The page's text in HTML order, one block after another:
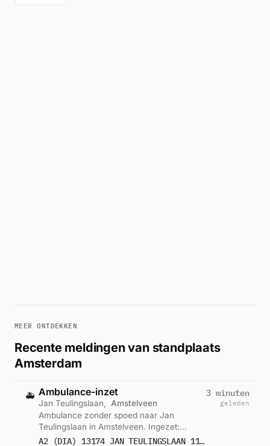
MEER ONTDEKKEN
Recente meldingen van standplaats
Amsterdam
🚑 Ambulance-inzet
Jan Teulingslaan,
Amstelveen
Ambulance zonder spoed naar Jan
Teulingslaan in Amstelveen. Ingezet:
Lichtkrant. Gemeld om 23:06.
A2 (DIA) 13174 JAN TEULINGSLAAN 1187 AMSTELVEEN 76139
3 minuten
geleden